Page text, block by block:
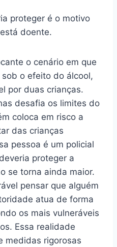
proteger é o motivo
doente.
o cenário em que
o efeito do álcool,
por duas crianças.
desafia os limites do
coloca em risco a
das crianças
pessoa é um policial
proteger a
se torna ainda maior.
pensar que alguém
atua de forma
os mais vulneráveis
Essa realidade
medidas rigorosas